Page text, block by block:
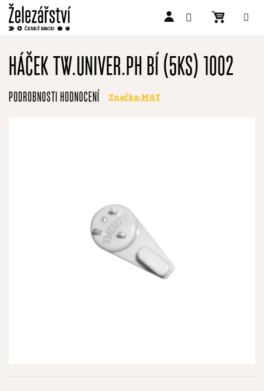
obsah
HÁČEK TW.UNIVER.PH BÍ (5KS) 1002
Průměrné
hodnocení
PODROBNOSTI HODNOCENÍ Značka: MAT